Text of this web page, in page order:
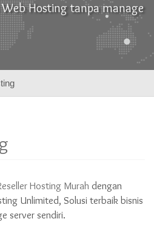
Hosting tanpa manage
Hosting Murah dengan
Unlimited, Solusi terbaik bisnis
server sendiri.